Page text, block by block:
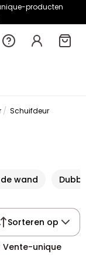
producten
Schuifdeur
wand
Sorteren op
unique